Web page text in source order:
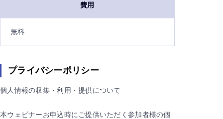
費用
無料
プライバシーポリシー
個人情報の収集・利用・提供について
本ウェビナーお申込時にご提供いただく参加者様の個